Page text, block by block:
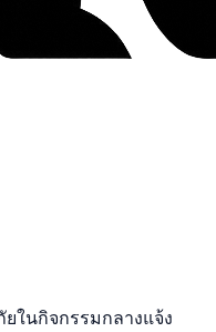
ในกิจกรรมกลางแจ้ง